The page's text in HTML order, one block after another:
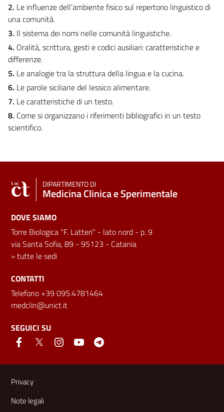
2. Le influenze dell’ambiente fisico sul repertorio linguistico di
una comunità.
3. Il sistema dei nomi nelle comunità linguistiche.
4. Oralità, scrittura, gesti e codici ausiliari: caratteristiche e
differenze.
5. Le analogie tra la struttura della lingua e la cucina.
6. Le parole siciliane del lessico alimentare.
7. Le caratteristiche di un testo.
8. Come si organizzano i riferimenti bibliografici in un testo
scientifico.
DIPARTIMENTO DI
Medicina Clinica e Sperimentale
DOVE SIAMO
Torre Biologica "F. Latteri" - lato nord - p. 9
via Santa Sofia, 89 - 95123 - Catania
»tutte le sedi
CONTATTI
Telefono +39 095.4781464
medclin@unict.it
SEGUICI SU
Link e informazioni utili
Privacy
Note legali